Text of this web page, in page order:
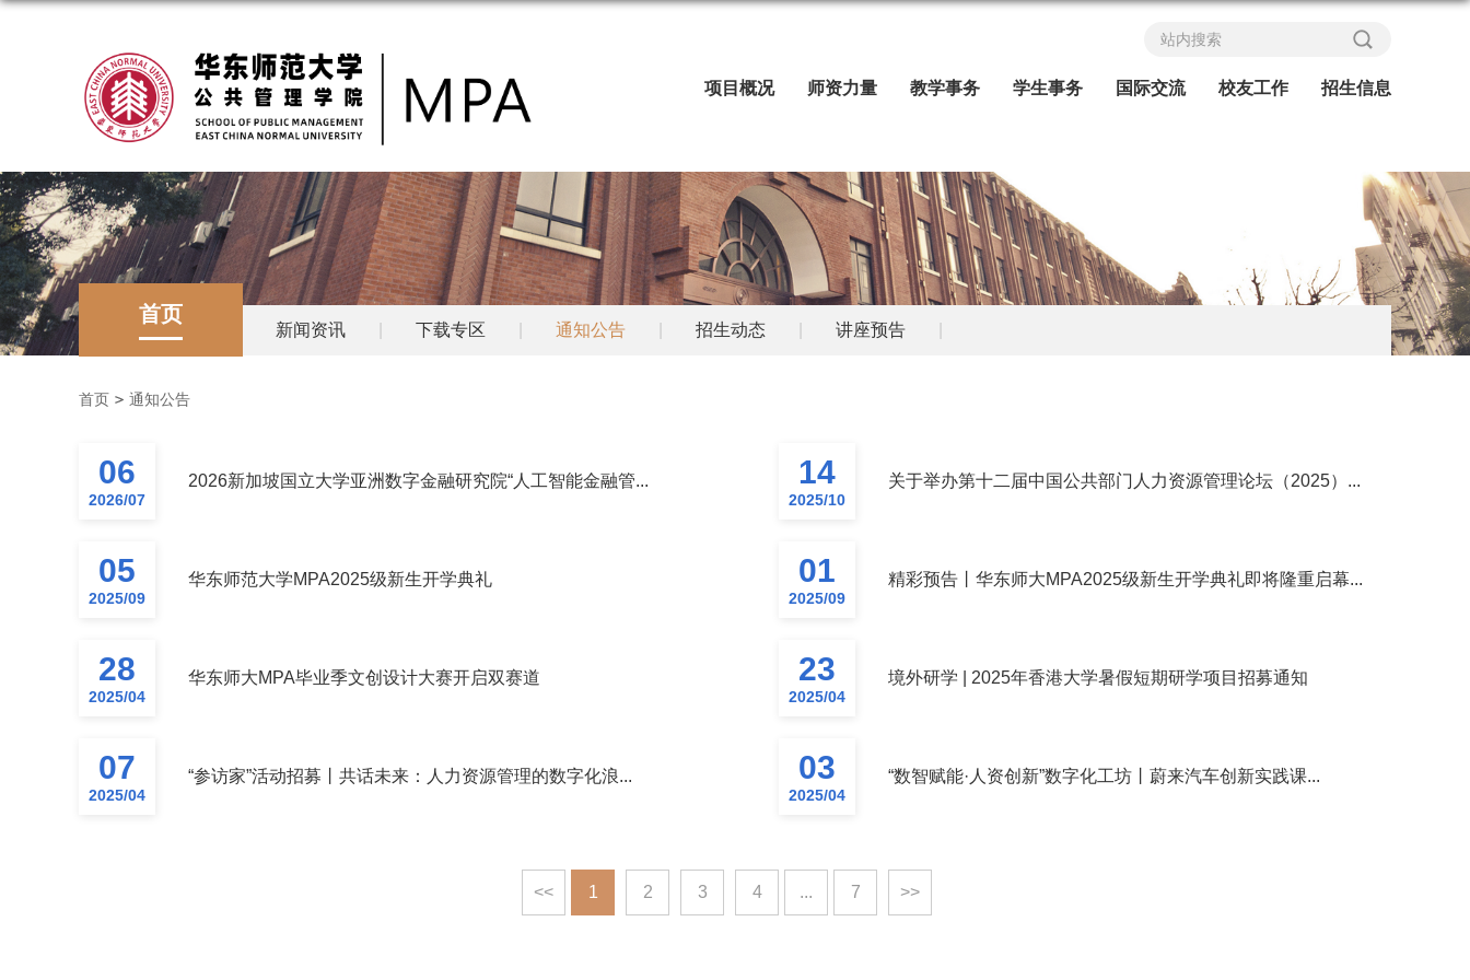
项目概况 师资力量 教学事务 学生事务 国际交流 校友工作 招生信息
首页
新闻资讯 下载专区 通知公告 招生动态 讲座预告
首页 通知公告
06
2026/07
2026新加坡国立大学亚洲数字金融研究院“人工智能金融管... 14
2025/10
关于举办第十二届中国公共部门人力资源管理论坛（2025）...
05
2025/09
华东师范大学MPA2025级新生开学典礼 01
2025/09
精彩预告丨华东师大MPA2025级新生开学典礼即将隆重启幕...
28
2025/04
华东师大MPA毕业季文创设计大赛开启双赛道 23
2025/04
境外研学 | 2025年香港大学暑假短期研学项目招募通知
07
2025/04
“参访家”活动招募丨共话未来：人力资源管理的数字化浪... 03
2025/04
“数智赋能·人资创新”数字化工坊丨蔚来汽车创新实践课...
<< 1 2 3 4 ... 7 >>